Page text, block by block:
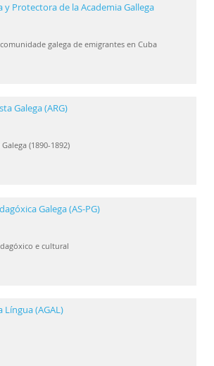
y Protectora de la Academia Gallega
galega de emigrantes en Cuba
Galega (ARG)
(1890-1892)
Galega (AS-PG)
e cultural
Língua (AGAL)